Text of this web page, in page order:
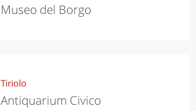
Museo del Borgo
Tiriolo
Antiquarium Civico